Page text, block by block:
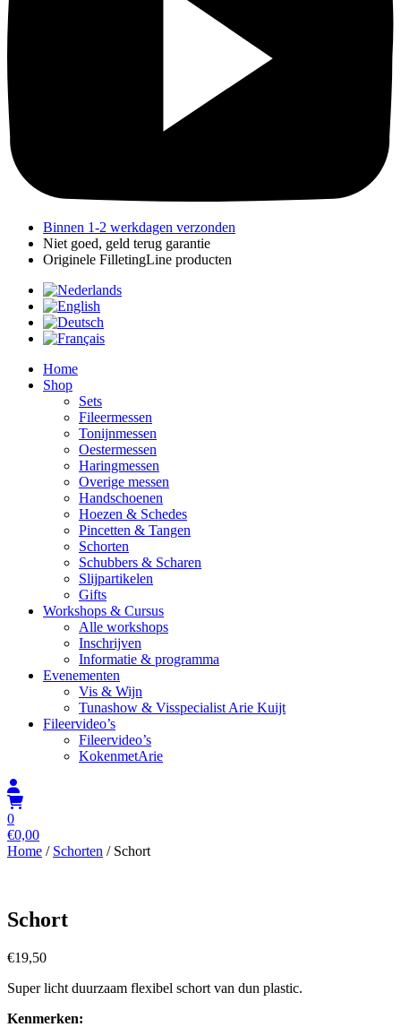
Binnen 1-2 werkdagen verzonden
Niet goed, geld terug garantie
Originele FilletingLine producten
Home
Shop
Sets
Fileermessen
Tonijnmessen
Oestermessen
Haringmessen
Overige messen
Handschoenen
Hoezen & Schedes
Pincetten & Tangen
Schorten
Schubbers & Scharen
Slijpartikelen
Gifts
Workshops & Cursus
Alle workshops
Inschrijven
Informatie & programma
Evenementen
Vis & Wijn
Tunashow & Visspecialist Arie Kuijt
Fileervideo’s
Fileervideo’s
KokenmetArie
0
€0,00
Home / Schorten / Schort
Schort
€19,50
Super licht duurzaam flexibel schort van dun plastic.
Kenmerken: